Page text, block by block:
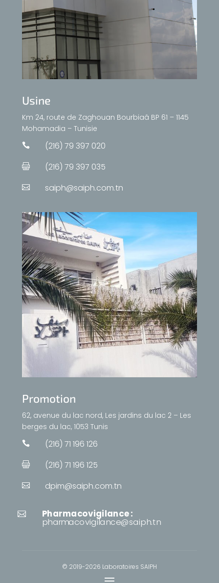
Usine
Km 24, route de Zaghouan Bourbiaâ BP 61 – 1145
Mohamadia – Tunisie
 (216) 79 397 020
 (216) 79 397 035
 saiph@saiph.com.tn
Promotion
62, avenue du lac nord, Les jardins du lac 2 – Les
berges du lac, 1053 Tunis
 (216) 71 196 126
 (216) 71 196 125
 dpim@saiph.com.tn
 Pharmacovigilance :
pharmacovigilance@saiph.tn
© 2019-2026 Laboratoires SAIPH